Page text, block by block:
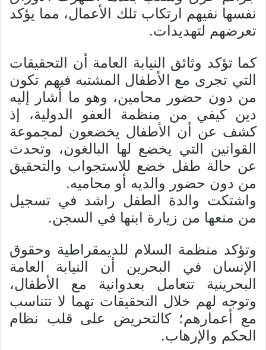
نفسها نفيهم ارتكاب تلك الأعمال، مما يؤكد
تعرضهم لتهديدات.
كما تؤكد وثائق النيابة العامة أن التحقيقات
التي تجرى مع الأطفال المشتبه فيهم تكون
من دون حضور محامين، وهو ما أشار إليه
دين كيفي من منظمة العفو الدولية، إذ
كشف عن أن الأطفال يخضعون لمجموعة
القوانين التي يخضع لها البالغون، وتحدث
عن حالة طفل خضع للاستجواب والتحقيق
من دون حضور والديه أو محاميه.
واشتكت والدة الطفل راشد في تسجيل
من منعها من زيارة ابنها في السجن.
وتؤكد منظمة السلام للديمقراطية وحقوق
الإنسان في البحرين أن النيابة العامة
البحرينية تتعامل بعدوانية مع الأطفال،
وتوجه لهم خلال التحقيقات تهما لا تتناسب
مع أعمارهم؛ كالتحريض على قلب نظام
الحكم والإرهاب.